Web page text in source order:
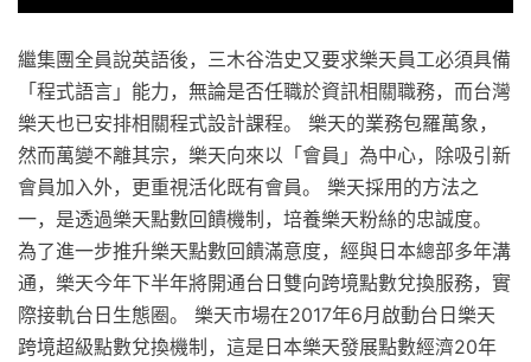
繼集團全員說英語後，三木谷浩史又要求樂天員工必須具備
「程式語言」能力，無論是否任職於資訊相關職務，而台灣
樂天也已安排相關程式設計課程。 樂天的業務包羅萬象，
然而萬變不離其宗，樂天向來以「會員」為中心，除吸引新
會員加入外，更重視活化既有會員。 樂天採用的方法之
一，是透過樂天點數回饋機制，培養樂天粉絲的忠誠度。
為了進一步推升樂天點數回饋滿意度，經與日本總部多年溝
通，樂天今年下半年將開通台日雙向跨境點數兌換服務，實
際接軌台日生態圈。 樂天市場在2017年6月啟動台日樂天
跨境超級點數兌換機制，這是日本樂天發展點數經濟20年